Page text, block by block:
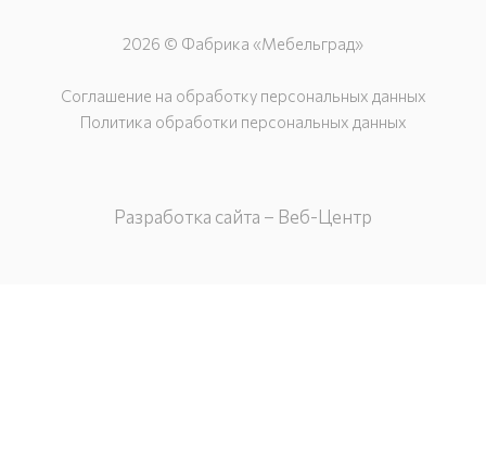
2026 © Фабрика «Мебельград»
Соглашение на обработку персональных данных
Политика обработки персональных данных
Разработка сайта – Веб-Центр